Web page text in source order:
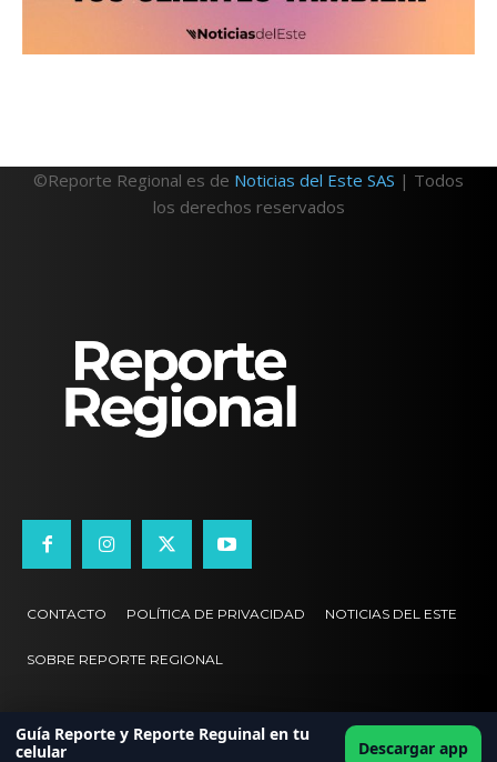
©Reporte Regional es de Noticias del Este SAS | Todos
los derechos reservados
CONTACTO POLÍTICA DE PRIVACIDAD NOTICIAS DEL ESTE
SOBRE REPORTE REGIONAL
Guía Reporte y Reporte Reguinal en tu
celular
Descargar app